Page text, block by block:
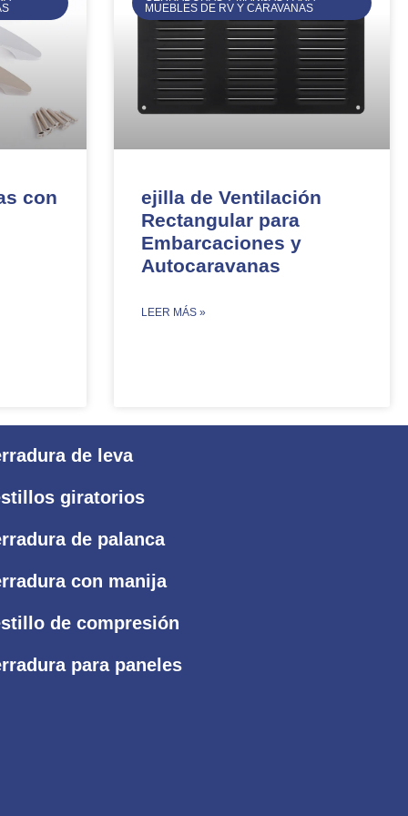
con
MUEBLES DE RV Y CARAVANAS
ejilla de Ventilación
Rectangular para
Embarcaciones y
Autocaravanas​
​LEER MÁS »
de leva
giratorios
de palanca
con manija
de compresión
para paneles